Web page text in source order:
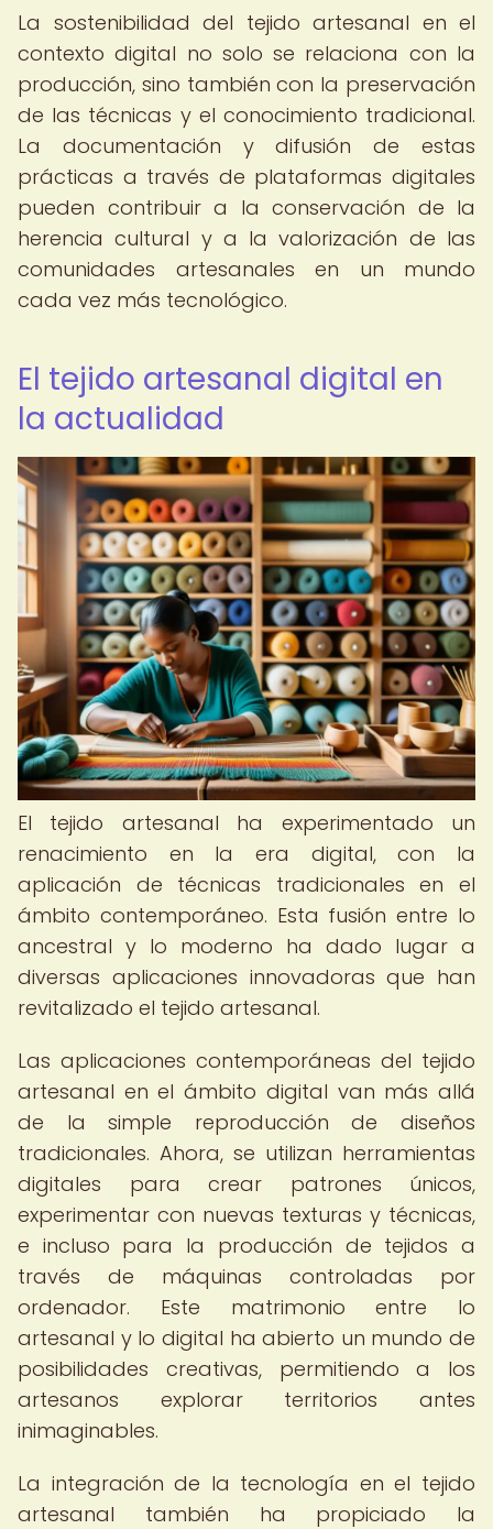
La sostenibilidad del tejido artesanal en el
contexto digital no solo se relaciona con la
producción, sino también con la preservación
de las técnicas y el conocimiento tradicional.
La documentación y difusión de estas
prácticas a través de plataformas digitales
pueden contribuir a la conservación de la
herencia cultural y a la valorización de las
comunidades artesanales en un mundo
cada vez más tecnológico.
El tejido artesanal digital en
la actualidad
El tejido artesanal ha experimentado un
renacimiento en la era digital, con la
aplicación de técnicas tradicionales en el
ámbito contemporáneo. Esta fusión entre lo
ancestral y lo moderno ha dado lugar a
diversas aplicaciones innovadoras que han
revitalizado el tejido artesanal.
Las aplicaciones contemporáneas del tejido
artesanal en el ámbito digital van más allá
de la simple reproducción de diseños
tradicionales. Ahora, se utilizan herramientas
digitales para crear patrones únicos,
experimentar con nuevas texturas y técnicas,
e incluso para la producción de tejidos a
través de máquinas controladas por
ordenador. Este matrimonio entre lo
artesanal y lo digital ha abierto un mundo de
posibilidades creativas, permitiendo a los
artesanos explorar territorios antes
inimaginables.
La integración de la tecnología en el tejido
artesanal también ha propiciado la